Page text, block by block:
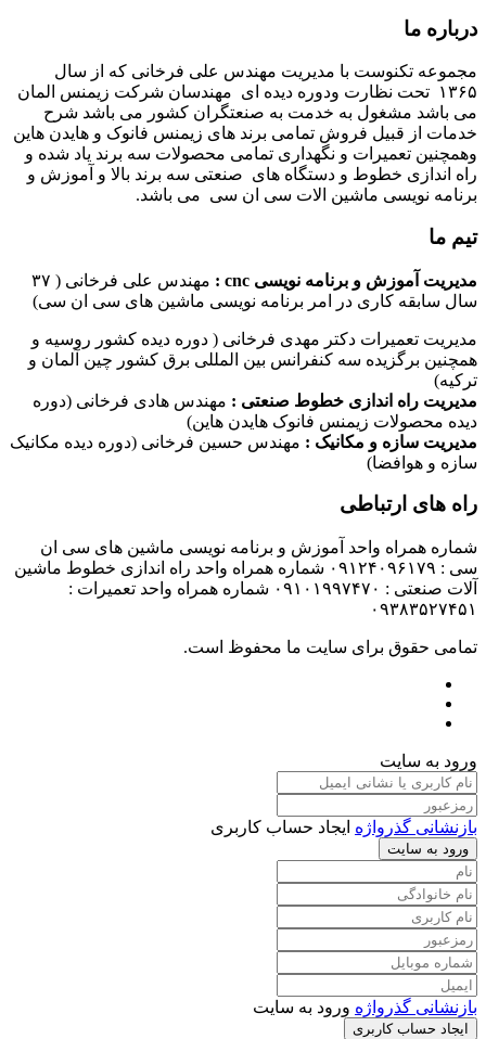
درباره ما
مجموعه تکنوست با مدیریت مهندس علی فرخانی که از سال
۱۳۶۵ تحت نظارت ودوره دیده ای مهندسان شرکت زیمنس المان
می باشد مشغول به خدمت به صنعتگران کشور می باشد شرح
خدمات از قبیل فروش تمامی برند های زیمنس فانوک و هایدن هاین
وهمچنین تعمیرات و نگهداری تمامی محصولات سه برند یاد شده و
راه اندازی خطوط و دستگاه های صنعتی سه برند بالا و آموزش و
برنامه نویسی ماشین الات سی ان سی می باشد.
تیم ما
مدیریت آموزش و برنامه نویسی cnc :
مهندس علی فرخانی ( ۳۷
سال سابقه کاری در امر برنامه نویسی ماشین های سی ان سی)
مدیریت تعمیرات دکتر مهدی فرخانی ( دوره دیده کشور روسیه و
همچنین برگزیده سه کنفرانس بین المللی برق کشور چین آلمان و
ترکیه)
مدیریت راه اندازی خطوط صنعتی : مهندس هادی فرخانی (دوره
دیده محصولات زیمنس فانوک هایدن هاین)
مدیریت سازه و مکانیک : مهندس حسین فرخانی (دوره دیده مکانیک
سازه و هوافضا)
راه های ارتباطی
شماره همراه واحد آموزش و برنامه نویسی ماشین های سی ان
سی : ۰۹۱۲۴۰۹۶۱۷۹ شماره همراه واحد راه اندازی خطوط ماشین
آلات صنعتی : ۰۹۱۰۱۹۹۷۴۷۰ شماره همراه واحد تعمیرات :
۰۹۳۸۳۵۲۷۴۵۱
تمامی حقوق برای سایت ما محفوظ است.
ورود به سایت
بازنشانی گذرواژه ایجاد حساب کاربری
ورود به سایت
بازنشانی گذرواژه ورود به سایت
ایجاد حساب کاربری